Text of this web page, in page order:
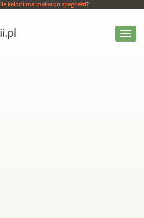
ile kalorii ma makaron spaghetti?
Włącz
menu